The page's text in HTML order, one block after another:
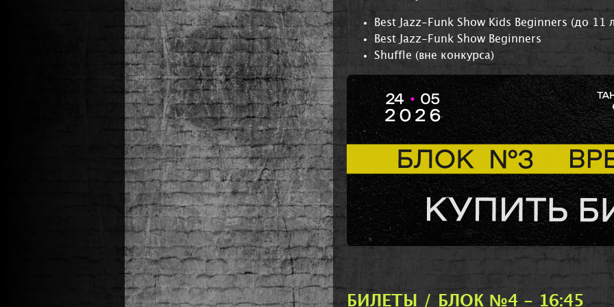
Best Jazz-Funk Show Kids Beginners (до 11
Best Jazz-Funk Show Beginners
Shuffle (вне конкурса)
БИЛЕТЫ / БЛОК №4 - 16:45